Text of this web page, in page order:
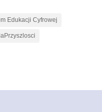
Edukacji Cyfrowej